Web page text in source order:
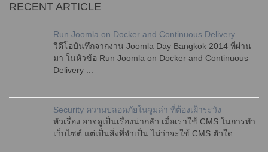
RECENT ARTICLE
Run Joomla on Docker and Continuous Delivery
วีดีโอบันทึกจากงาน Joomla Day Bangkok 2014 ที่ผ่าน
มา ในหัวข้อ Run Joomla on Docker and Continuous
Delivery ...
Security ความปลอดภัยในจูมล่า ที่ต้องเฝ้าระวัง
หัวเรื่อง อาจดูเป็นเรื่องน่ากลัว เมื่อเราใช้ CMS ในการทำ
เว็บไซต์ แต่เป็นสิ่งที่จำเป็น ไม่ว่าจะใช้ CMS ตัวใด...